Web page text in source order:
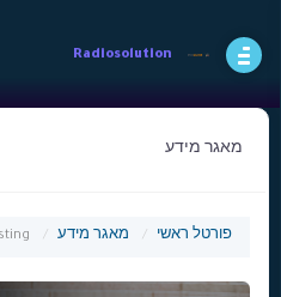
Radiosolution
מאגר מידע
פורטל ראשי מאגר מידע